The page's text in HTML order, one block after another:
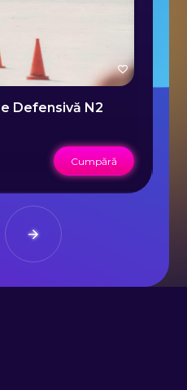
Defensivă N2
Cumpără